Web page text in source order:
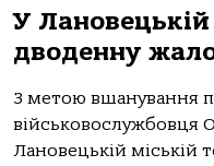
У
дводенну
З метoю вшaнувaння
військoвoслужбoвця
Лaнoвецькій міській